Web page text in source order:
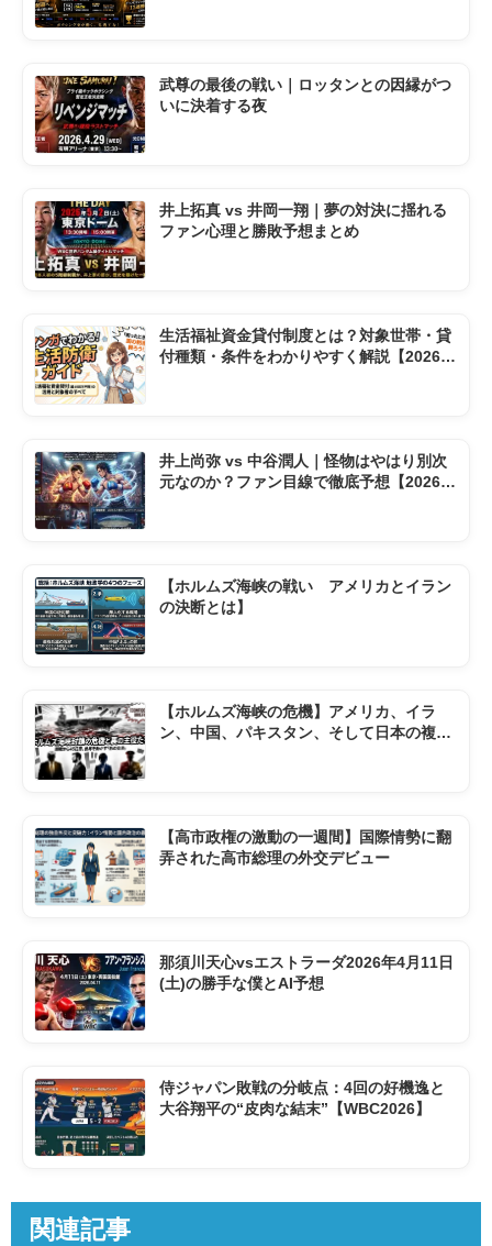
武尊の最後の戦い｜ロッタンとの因縁がつ
いに決着する夜
井上拓真 vs 井岡一翔｜夢の対決に揺れる
ファン心理と勝敗予想まとめ
生活福祉資金貸付制度とは？対象世帯・貸
付種類・条件をわかりやすく解説【2026年
井上尚弥 vs 中谷潤人｜怪物はやはり別次
元なのか？ファン目線で徹底予想【2026東
【ホルムズ海峡の戦い アメリカとイラン
の決断とは】
【ホルムズ海峡の危機】アメリカ、イラ
ン、中国、パキスタン、そして日本の複雑
【高市政権の激動の一週間】国際情勢に翻
弄された高市総理の外交デビュー
那須川天心vsエストラーダ2026年4月11日
(土)の勝手な僕とAI予想
侍ジャパン敗戦の分岐点：4回の好機逸と
大谷翔平の“皮肉な結末”【WBC2026】
関連記事